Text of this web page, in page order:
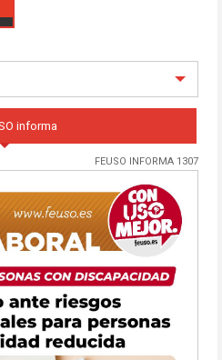
informa
FEUSO INFORMA 1307